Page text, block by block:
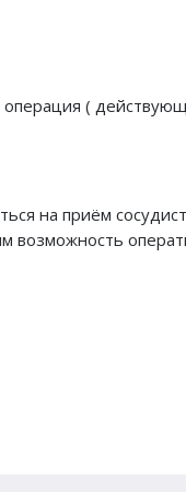
(
на приём
возможность